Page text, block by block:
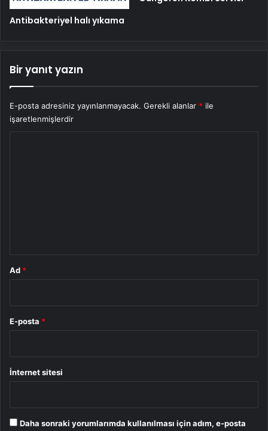
Antibakteriyel halı yıkama
Bir yanıt yazın
E-posta adresiniz yayınlanmayacak. Gerekli alanlar * ile
işaretlenmişlerdir
Ad *
E-posta *
İnternet sitesi
Daha sonraki yorumlarımda kullanılması için adım, e-posta